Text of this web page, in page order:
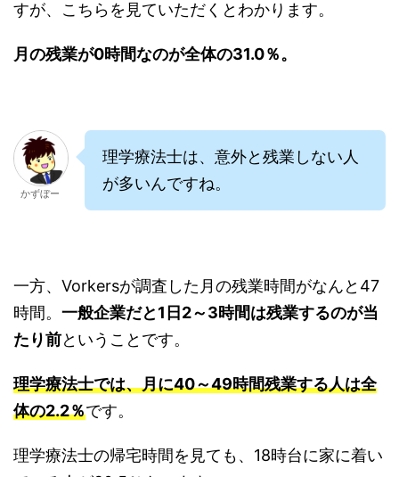
すが、こちらを見ていただくとわかります。
月の残業が0時間なのが全体の31.0％。
かずぼー
理学療法士は、意外と残業しない人
が多いんですね。
一方、Vorkersが調査した月の残業時間がなんと47
時間。 一般企業だと1日2～3時間は残業するのが当
たり前ということです。
理学療法士では、月に40～49時間残業する人は全
体の2.2％です。
理学療法士の帰宅時間を見ても、18時台に家に着い